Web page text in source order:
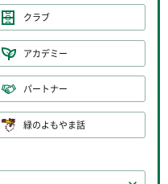
クラブ
アカデミー
パートナー
緑のよもやま話